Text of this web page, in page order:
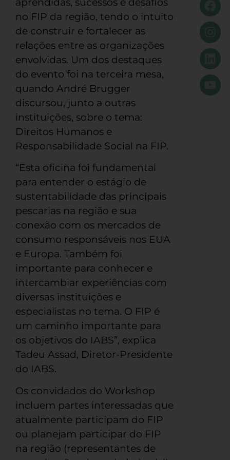
no FIP da região, tendo o intuito
de construir e fortalecer as
relações entre as organizações
envolvidas. Um dos destaques
do evento foi na terceira mesa,
quando André Brugger
discursou, junto a outras
instituições, sobre o tema:
Direitos Humanos e
Responsabilidade Social na FIP.
“Esta oficina foi fundamental
para entender o estágio de
sustentabilidade das principais
pescarias na região e sua
conexão com os mercados de
consumo responsáveis nos EUA
e Europa. Também foi
importante para conhecer e
intercambiar experiências com
diversas instituições e
especialistas no tema. O FIP é
um caminho importante para
os objetivos do IABS”, explica
Tadeu Assad, Diretor-Presidente
do IABS.
Os convidados do Workshop
incluem partes interessadas que
atualmente participam do FIP
ou planejam participar do FIP
na região (representantes de